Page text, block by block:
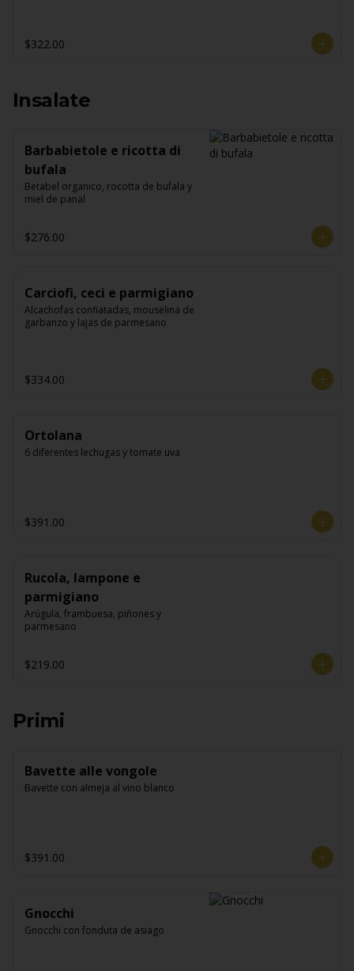
$322.00
Insalate
Barbabietole e ricotta di
bufala
Betabel organico, rocotta de bufala y
miel de panal
$276.00
Carciofi, ceci e parmigiano
Alcachofas confiatadas, mouselina de
garbanzo y lajas de parmesano
$334.00
Ortolana
6 diferentes lechugas y tomate uva
$391.00
Rucola, lampone e
parmigiano
Arúgula, frambuesa, piñones y
parmesano
$219.00
Primi
Bavette alle vongole
Bavette con almeja al vino blanco
$391.00
Gnocchi
Gnocchi con fonduta de asiago